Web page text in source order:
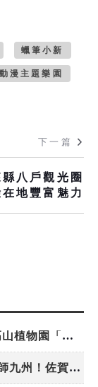
蠟筆小新
動漫主題樂園
下一篇
八戶觀光圈
地豐富魅力
稀有「飛天白鷺」綻放！神戶六甲高山植物園「鷺草」珍貴現身
220萬人次朝聖「吉卜力展」首度移師九州！佐賀站早鳥平日套票8/10搶先開賣